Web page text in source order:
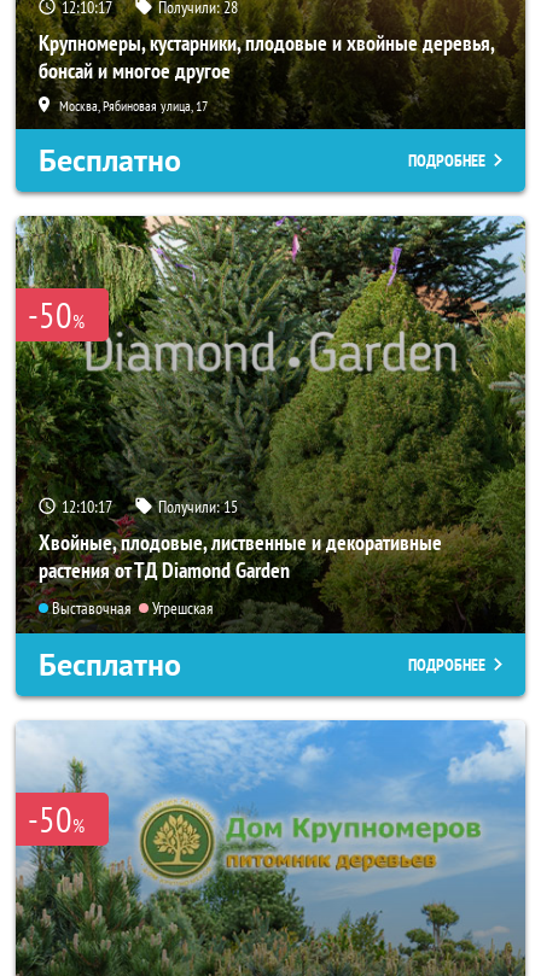
12:10:16 Получили:28
Крупномеры, кустарники, плодовые и хвойные деревья,
бонсай и многое другое
Москва, Рябиновая улица, 17
Бесплатно ПОДРОБНЕЕ
-50%
12:10:16 Получили:15
Хвойные, плодовые, лиственные и декоративные
растения от ТД Diamond Garden
Выставочная Угрешская
Бесплатно ПОДРОБНЕЕ
-50%